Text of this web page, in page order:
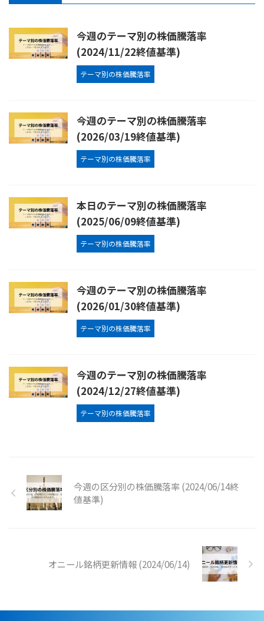
今週のテーマ別の株価騰落率
(2024/11/22終値基準)
テーマ別の株価騰落率
今週のテーマ別の株価騰落率
(2026/03/19終値基準)
テーマ別の株価騰落率
本日のテーマ別の株価騰落率
(2025/06/09終値基準)
テーマ別の株価騰落率
今週のテーマ別の株価騰落率
(2026/01/30終値基準)
テーマ別の株価騰落率
今週のテーマ別の株価騰落率
(2024/12/27終値基準)
テーマ別の株価騰落率
今週の区分別の株価騰落率 (2024/06/14終
値基準)
オニール銘柄更新情報 (2024/06/14)